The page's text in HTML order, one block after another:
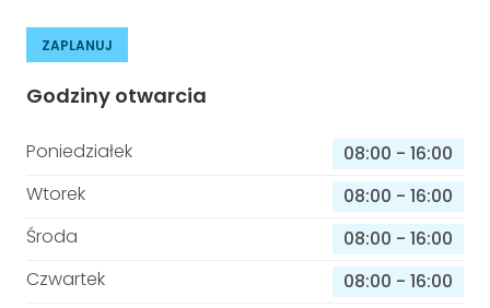
ZAPLANUJ
Godziny otwarcia
Poniedziałek 08:00 - 16:00
Wtorek
08:00 - 16:00
Środa
08:00 - 16:00
Czwartek
08:00 - 16:00